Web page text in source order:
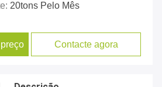
20tons Pelo Mês
Contacte agora